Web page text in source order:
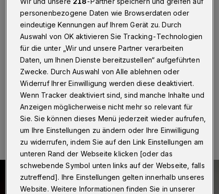
Wuppertal· Die „Kolker Orgelvesper“ zum
Wochenschluss findet diesmal wieder am eigentlichen
Stammsitz statt – in der Alten luth. Kirche am Kolk
(Eingang Schöne Gasse). Am Samstag (5. März
2022) ab 17 Uhr sind Werke für zwei Tastenspieler zu
hören.
05.03.2022 , 07:00 Uhr Eine Minute Lesezeit
personenbezogene Daten wie Browserdaten oder
eindeutige Kennungen auf Ihrem Gerät zu. Durch
Auswahl von OK aktivieren Sie Tracking-Technologien
für die unter „Wir und unsere Partner verarbeiten
Daten, um Ihnen Dienste bereitzustellen“ aufgeführten
Zwecke. Durch Auswahl von Alle ablehnen oder
Widerruf Ihrer Einwilligung werden diese deaktiviert.
Wenn Tracker deaktiviert sind, sind manche Inhalte und
Anzeigen möglicherweise nicht mehr so relevant für
Sie. Sie können dieses Menü jederzeit wieder aufrufen,
um Ihre Einstellungen zu ändern oder Ihre Einwilligung
zu widerrufen, indem Sie auf den Link Einstellungen am
unteren Rand der Webseite klicken [oder das
schwebende Symbol unten links auf der Webseite, falls
zutreffend]. Ihre Einstellungen gelten innerhalb unseres
Website. Weitere Informationen finden Sie in unserer